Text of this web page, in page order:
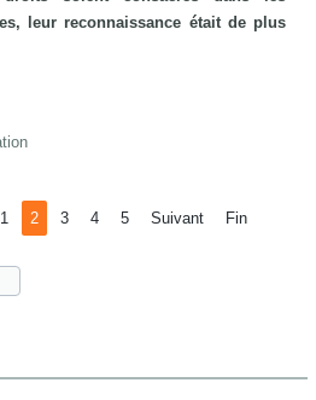
leur reconnaissance était de plus
1 2 3 4 5 Suivant Fin